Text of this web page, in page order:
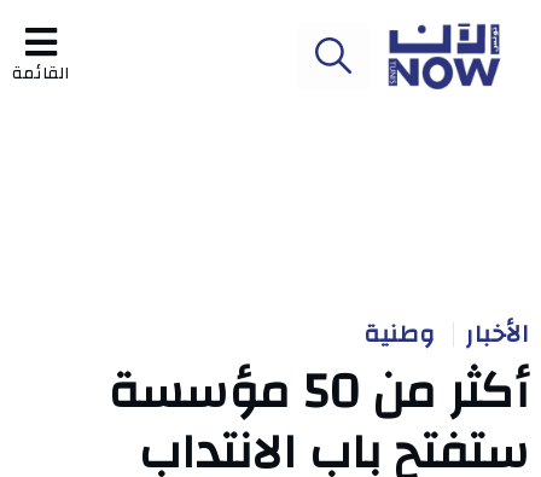
القائمة
الأخبار وطنية
أكثر من 50 مؤسسة
ستفتح باب الانتداب